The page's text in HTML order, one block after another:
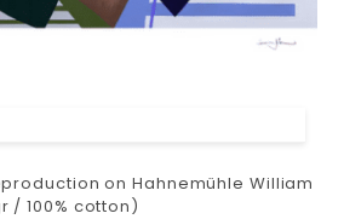
on Hahnemühle William
/ 100% cotton)